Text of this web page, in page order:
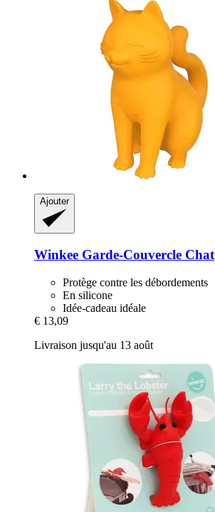
Ajouter
Winkee Garde-​Couvercle Chat
Protège contre les débordements
En silicone
Idée-cadeau idéale
€ 13,09
Livraison jusqu'au 13 août